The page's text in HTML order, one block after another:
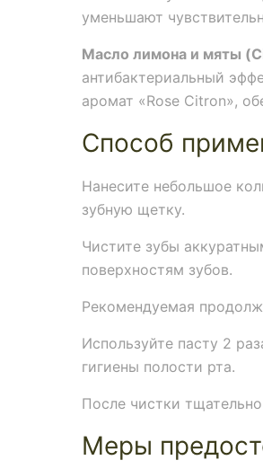
уменьшают
Масло лимона и мяты
антибактериальный
аромат «Rose Citron»,
Способ
Нанесите небольшое
зубную щетку.
Чистите зубы
поверхностям зубов.
Рекомендуемая
Используйте пасту 2
гигиены полости рта.
После чистки
Меры